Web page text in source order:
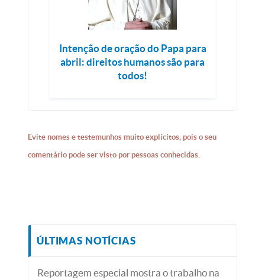
Intenção de oração do Papa para
abril: direitos humanos são para
todos!
Evite nomes e testemunhos muito explícitos, pois o seu
comentário pode ser visto por pessoas conhecidas.
ÚLTIMAS NOTÍCIAS
Reportagem especial mostra o trabalho na